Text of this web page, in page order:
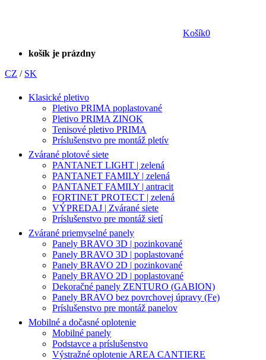
Košík0
košík je prázdny
CZ / SK
Klasické pletivo
Pletivo PRIMA poplastované
Pletivo PRIMA ZINOK
Tenisové pletivo PRIMA
Príslušenstvo pre montáž pletív
Zvárané plotové siete
PANTANET LIGHT | zelená
PANTANET FAMILY | zelená
PANTANET FAMILY | antracit
FORTINET PROTECT | zelená
VÝPREDAJ | Zvárané siete
Príslušenstvo pre montáž sietí
Zvárané priemyselné panely
Panely BRAVO 3D | pozinkované
Panely BRAVO 3D | poplastované
Panely BRAVO 2D | pozinkované
Panely BRAVO 2D | poplastované
Dekoračné panely ZENTURO (GABION)
Panely BRAVO bez povrchovej úpravy (Fe)
Príslušenstvo pre montáž panelov
Mobilné a dočasné oplotenie
Mobilné panely
Podstavce a príslušenstvo
Výstražné oplotenie AREA CANTIERE